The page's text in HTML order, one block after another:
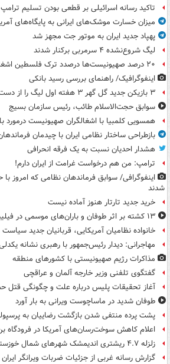
تاکید رسانه اسرائیلی بر قطعی بودن تسلیم ترامپ
میزان خسارت موشک‌های ایرانی به پایگاه‌های
پهپاد جدید ایران به موتور جت مجهز شد
لیگ شروع‌نشده ۴ سرمربی برکنار شدند
۲۰ درصد صهیونیست‌ها درصدد ترک فلسطین اشغالی
اینفوگرافیک/ راهنمای بررسی رسید بانکی
۳ بازیکن جدید گل گهر ۳ هفته اول لیگ را از دست دادند
سوابق حجت‌الاسلام طائب، رئیس سازمان بسیج
همسویی کلمبیا با اشغالگران صهیونیست درمورد
بازطراحی ساختار نظامی ایران با چیدمان
هشدار احدیان نسبت به یک فرقه انحرافی
ترامپ: من هم درخواست غرامت از ایران دارم!
اینفوگرافی/ سوابق فرماندهان نظامی که امروز
شدند
خرید جدید تارتار هنوز آماده نیست
۱۳ کشته بر اثر طوفان و باران‌های موسمی در فیلیپین
خانواده نظامیان آمریکایی، قربانیان جدید
مهاجرانی: دیدار رئیس‌جمهور با رهبری نشانه
مذاکرات رژیم صهیونیستی با کشورهای منطقه
گفتگوی تلفنی وزیر خارجه آلمان و عراقچی
آغاز تحقیقات پلیس درباره علت و چگونگی قتل
طوفان شدید در ماساچوست ویرانی به بار آورد
پشت پرده منتفی شدن بازگشت رضاییان به
اعلام کاهش سوخت‌رسان‌های آمریکا در فرودگاه
زلزله ۴.۷ ریشتری اندیمشک شهرهای شمال خوزستان را لرزاند
گزارش رسانه غربی از جزئیات ضربات ویرانگر